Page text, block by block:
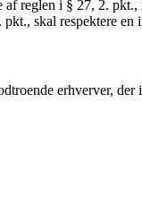
reglen i § 27, 2.
skal respektere en
erhverver,